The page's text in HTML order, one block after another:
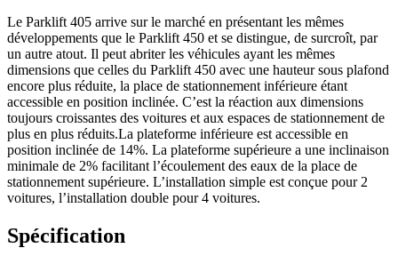
Le Parklift 405 arrive sur le marché en présentant les mêmes
développements que le Parklift 450 et se distingue, de surcroît, par
un autre atout. Il peut abriter les véhicules ayant les mêmes
dimensions que celles du Parklift 450 avec une hauteur sous plafond
encore plus réduite, la place de stationnement inférieure étant
accessible en position inclinée. C’est la réaction aux dimensions
toujours croissantes des voitures et aux espaces de stationnement de
plus en plus réduits.La plateforme inférieure est accessible en
position inclinée de 14%. La plateforme supérieure a une inclinaison
minimale de 2% facilitant l’écoulement des eaux de la place de
stationnement supérieure. L’installation simple est conçue pour 2
voitures, l’installation double pour 4 voitures.
Spécification